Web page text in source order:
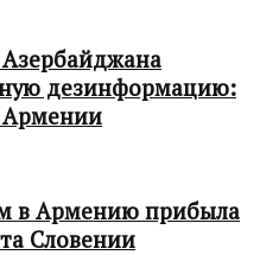
дезинформацию:
Армении
в Армению прибыла
Словении